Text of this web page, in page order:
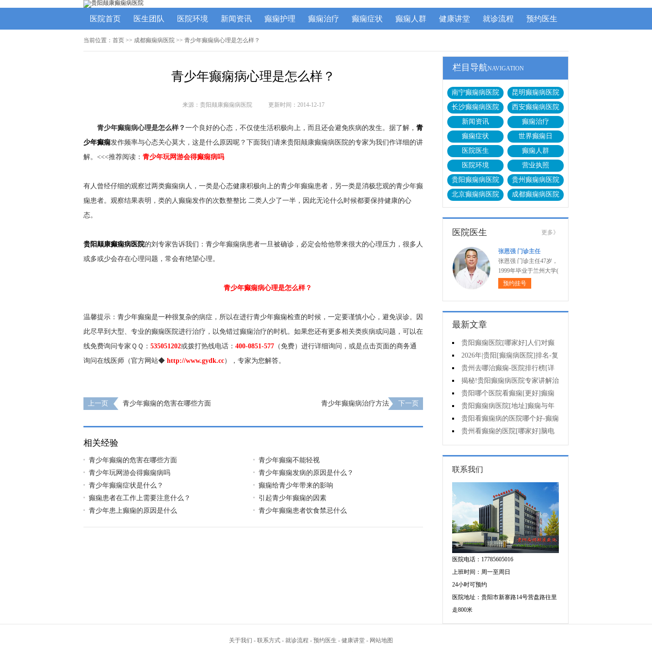
医院首页 医生团队 医院环境 新闻资讯 癫痫护理 癫痫治疗 癫痫症状 癫痫人群 健康讲堂 就诊流程 预约医生
当前位置： 首页 >> 成都癫痫病医院 >> 青少年癫痫病心理是怎么样？
青少年癫痫病心理是怎么样？
来源：贵阳颠康癫痫病医院 更新时间：2014-12-17
青少年癫痫病心理是怎么样？ 一个良好的心态，不仅使生活积极向上，而且还会避免疾病的发生。据了解， 青
少年癫痫发作频率与心态关心莫大，这是什么原因呢？下面我们请来贵阳颠康癫痫病医院的专家为我们作详细的讲
解。<<<推荐阅读： 青少年玩网游会得癫痫病吗
有人曾经仔细的观察过两类癫痫病人，一类是心态健康积极向上的青少年癫痫患者，另一类是消极悲观的青少年癫
痫患者。观察结果表明，类的人癫痫发作的次数整整比 二类人少了一半，因此无论什么时候都要保持健康的心
态。
贵阳颠康癫痫病医院的刘专家告诉我们：青少年癫痫病患者一旦被确诊，必定会给他带来很大的心理压力，很多人
或多或少会存在心理问题，常会有绝望心理。
青少年癫痫病心理是怎么样？
温馨提示：青少年癫痫是一种很复杂的病症，所以在进行青少年癫痫检查的时候，一定要谨慎小心，避免误诊。因
此尽早到大型、专业的癫痫医院进行治疗，以免错过癫痫治疗的时机。如果您还有更多相关类疾病或问题，可以在
线免费询问专家ＱＱ： 535051202或拨打热线电话： 400-0851-577 （免费）进行详细询问，或是点击页面的商务通
询问在线医师（官方网站◆ http://www.gydk.cc），专家为您解答。
上一页 青少年癫痫的危害在哪些方面 青少年癫痫病治疗方法 下一页
相关经验
青少年癫痫的危害在哪些方面
青少年癫痫不能轻视
青少年玩网游会得癫痫病吗
青少年癫痫发病的原因是什么？
青少年癫痫症状是什么？
癫痫给青少年带来的影响
癫痫患者在工作上需要注意什么？
引起青少年癫痫的因素
青少年患上癫痫的原因是什么
青少年癫痫患者饮食禁忌什么
栏目导航NAVIGATION
南宁癫痫病医院
昆明癫痫病医院
长沙癫痫病医院
西安癫痫病医院
新闻资讯
癫痫治疗
癫痫症状
世界癫痫日
医院医生
癫痫人群
医院环境
营业执照
贵阳癫痫病医院
贵州癫痫病医院
北京癫痫病医院
成都癫痫病医院
医院医生 更多》
张恩强 门诊主任
张恩强 门诊主任47岁，
1999年毕业于兰州大学(
预约挂号
最新文章
贵阳癫痫医院[哪家好]人们对癫
痫的认识会出现哪些误区?
2026年|贵阳[癫痫病医院]排名-复
杂癫痫的早期症状是什么?
贵州去哪治癫痫-医院排行榜[详
细排名]癫痫对孩子有哪些影响?
揭秘!贵阳癫痫病医院专家讲解治
疗癫痫的有效方法有哪些?
贵阳哪个医院看癫痫[更好]癫痫
大发作有哪些症状?
贵阳癫痫病医院[地址]癫痫与年
龄有关吗?
贵阳看癫痫病的医院哪个好-癫痫
病发能强行喂药吗?
贵州看癫痫的医院[哪家好]脑电
图异常原因是什么?
联系我们
医院电话：17785605016
上班时间：周一至周日
24小时可预约
医院地址：贵阳市新寨路14号营盘路往里
走800米
关于我们 - 联系方式 - 就诊流程 - 预约医生 - 健康讲堂 - 网站地图